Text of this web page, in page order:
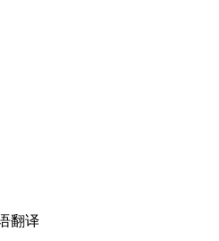
翻译